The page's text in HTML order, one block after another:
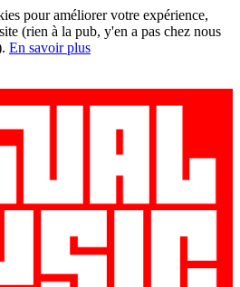
pour améliorer votre expérience,
(rien à la pub, y'en a pas chez nous
En savoir plus